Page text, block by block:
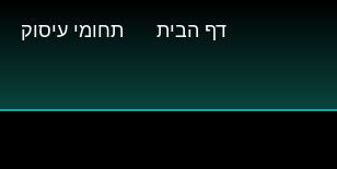
דף הבית תחומי עיסוק